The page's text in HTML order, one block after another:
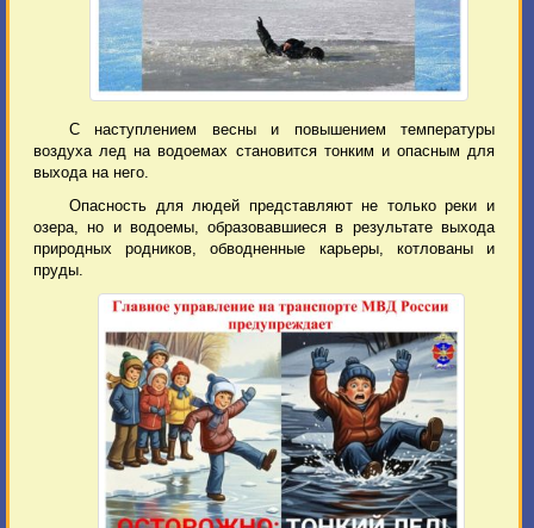
С наступлением весны и повышением температуры
воздуха лед на водоемах становится тонким и опасным для
выхода на него.
Опасность для людей представляют не только реки и
озера, но и водоемы, образовавшиеся в результате выхода
природных родников, обводненные карьеры, котлованы и
пруды.